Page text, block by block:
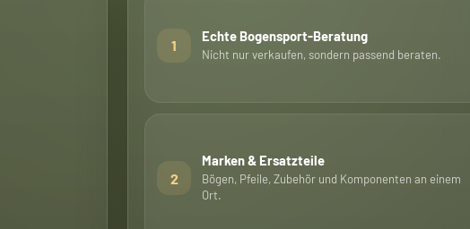
1
Echte Bogensport-Beratung
Nicht nur verkaufen, sondern passend beraten.
2
Marken & Ersatzteile
Bögen, Pfeile, Zubehör und Komponenten an einem
Ort.